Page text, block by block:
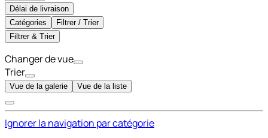
Délai de livraison
Catégories
Filtrer / Trier
Filtrer & Trier
Changer de vue
Trier
Vue de la galerie Vue de la liste
Ignorer la navigation par catégorie